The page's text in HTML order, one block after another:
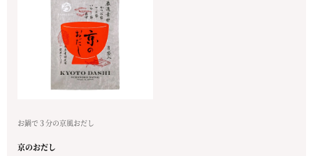
お鍋で３分の京風おだし
京のおだし